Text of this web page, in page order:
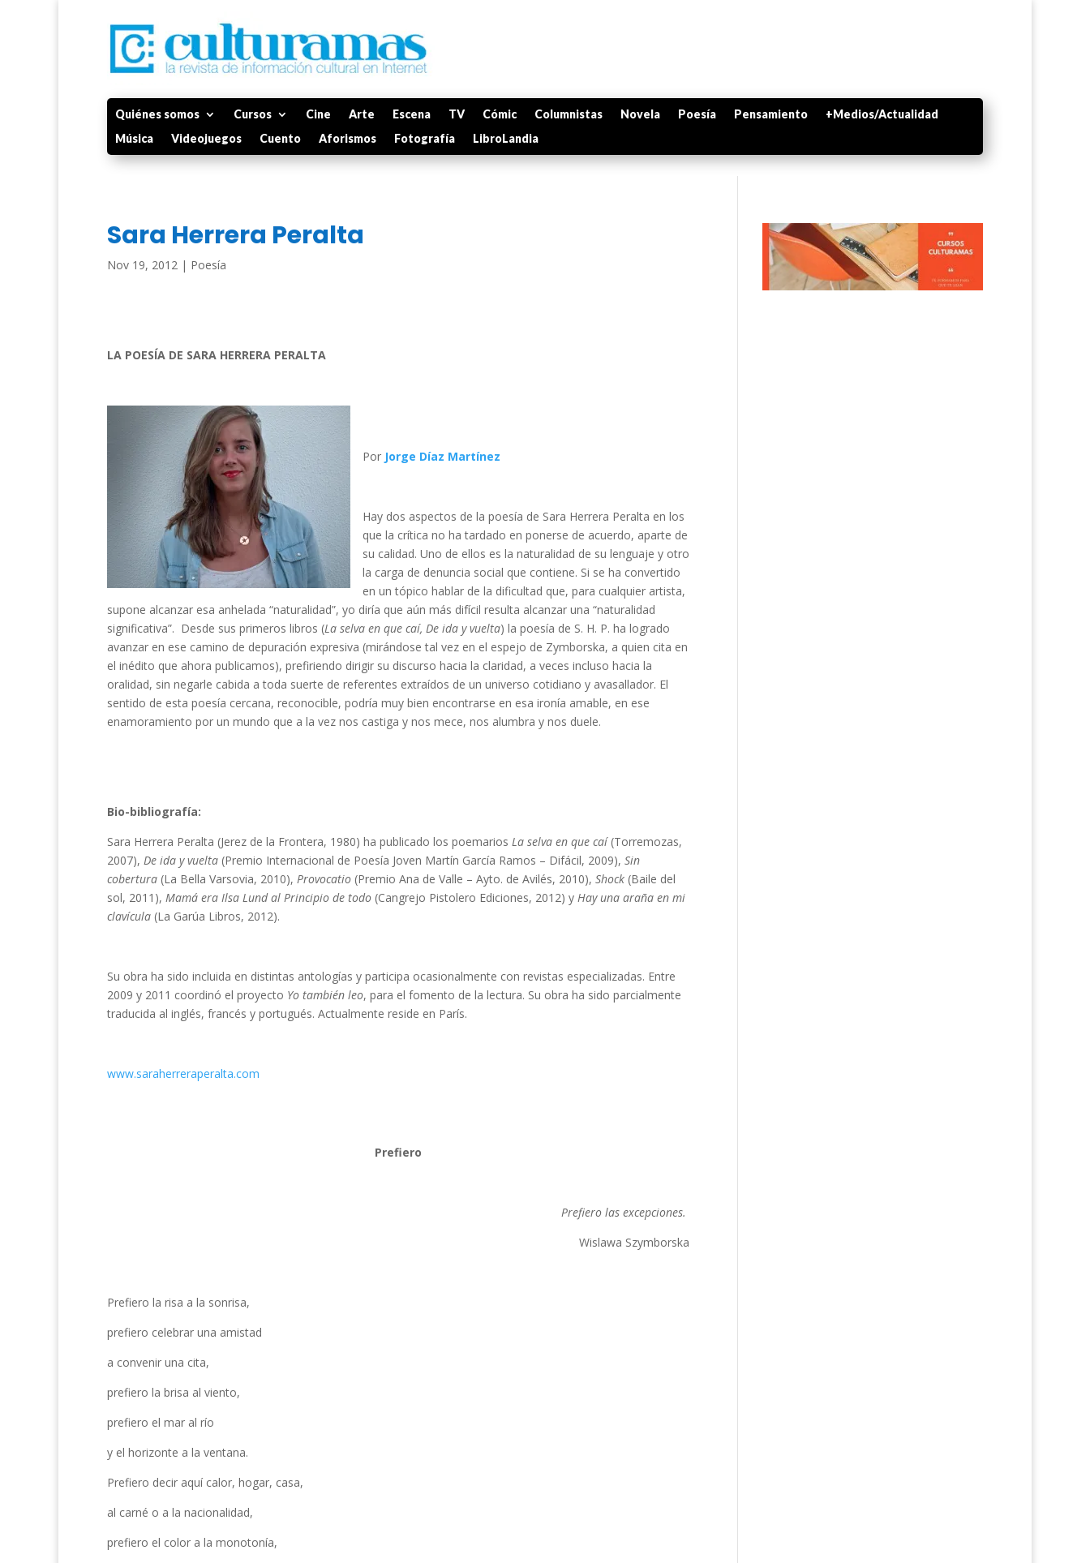
Quiénes somos Cursos Cine Arte Escena TV Cómic Columnistas Novela Poesía Pensamiento
+Medios/Actualidad
Música
Videojuegos Cuento Aforismos Fotografía LibroLandia
Sara Herrera Peralta
Nov 19, 2012 | Poesía
LA POESÍA DE SARA HERRERA PERALTA
Por Jorge Díaz Martínez
Hay dos aspectos de la poesía de Sara Herrera Peralta en los
que la crítica no ha tardado en ponerse de acuerdo, aparte de
su calidad. Uno de ellos es la naturalidad de su lenguaje y otro
la carga de denuncia social que contiene. Si se ha convertido
en un tópico hablar de la dificultad que, para cualquier artista,
supone alcanzar esa anhelada “naturalidad”, yo diría que aún más difícil resulta alcanzar una “naturalidad
significativa”. Desde sus primeros libros (La selva en que caí, De ida y vuelta) la poesía de S. H. P. ha logrado
avanzar en ese camino de depuración expresiva (mirándose tal vez en el espejo de Zymborska, a quien cita en
el inédito que ahora publicamos), prefiriendo dirigir su discurso hacia la claridad, a veces incluso hacia la
oralidad, sin negarle cabida a toda suerte de referentes extraídos de un universo cotidiano y avasallador. El
sentido de esta poesía cercana, reconocible, podría muy bien encontrarse en esa ironía amable, en ese
enamoramiento por un mundo que a la vez nos castiga y nos mece, nos alumbra y nos duele.
Bio-bibliografía:
Sara Herrera Peralta (Jerez de la Frontera, 1980) ha publicado los poemarios La selva en que caí(Torremozas,
2007), De ida y vuelta (Premio Internacional de Poesía Joven Martín García Ramos – Difácil, 2009), Sin
cobertura (La Bella Varsovia, 2010), Provocatio (Premio Ana de Valle – Ayto. de Avilés, 2010), Shock (Baile del
sol, 2011), Mamá era Ilsa Lund al Principio de todo (Cangrejo Pistolero Ediciones, 2012) y Hay una araña en mi
clavícula (La Garúa Libros, 2012).
Su obra ha sido incluida en distintas antologías y participa ocasionalmente con revistas especializadas. Entre
2009 y 2011 coordinó el proyecto Yo también leo, para el fomento de la lectura. Su obra ha sido parcialmente
traducida al inglés, francés y portugués. Actualmente reside en París.
www.saraherreraperalta.com
Prefiero
Prefiero las excepciones.
Wislawa Szymborska
Prefiero la risa a la sonrisa,
prefiero celebrar una amistad
a convenir una cita,
prefiero la brisa al viento,
prefiero el mar al río
y el horizonte a la ventana.
Prefiero decir aquí calor, hogar, casa,
al carné o a la nacionalidad,
prefiero el color a la monotonía,